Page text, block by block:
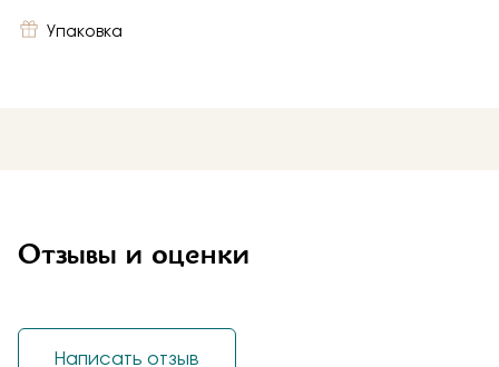
Упаковка
Отзывы и оценки
Написать отзыв